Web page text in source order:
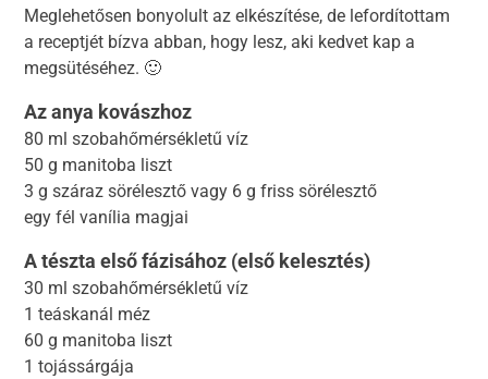
Meglehetősen bonyolult az elkészítése, de lefordítottam
a receptjét bízva abban, hogy lesz, aki kedvet kap a
megsütéséhez. 🙂
Az anya kovászhoz
80 ml szobahőmérsékletű víz
50 g manitoba liszt
3 g száraz sörélesztő vagy 6 g friss sörélesztő
egy fél vanília magjai
A tészta első fázisához (első kelesztés)
30 ml szobahőmérsékletű víz
1 teáskanál méz
60 g manitoba liszt
1 tojássárgája